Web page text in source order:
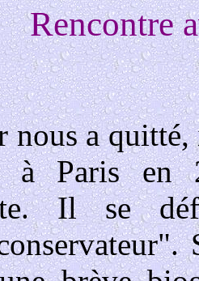
Rencontre
nous a
Paris en
Il se